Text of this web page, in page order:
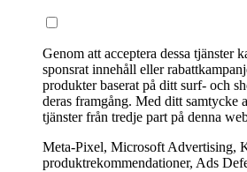
Genom att acceptera dessa tjänster
sponsrat innehåll eller
produkter baserat på ditt surf- och
deras framgång. Med ditt samtycke
tjänster från tredje part på denna
Meta-Pixel, Microsoft Advertising,
produktrekommendationer, Ads